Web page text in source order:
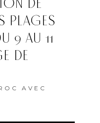
DE
PLAGES
9 AU 11
DE
AVEC